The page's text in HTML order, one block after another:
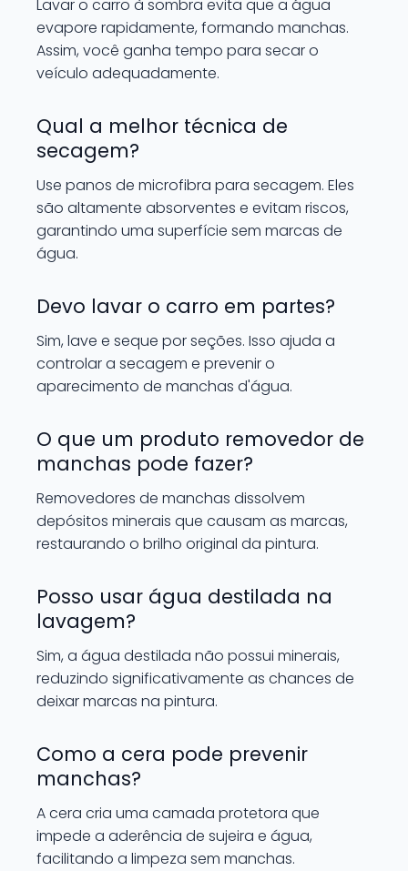
Lavar o carro à sombra evita que a água
evapore rapidamente, formando manchas.
Assim, você ganha tempo para secar o
veículo adequadamente.
Qual a melhor técnica de
secagem?
Use panos de microfibra para secagem. Eles
são altamente absorventes e evitam riscos,
garantindo uma superfície sem marcas de
água.
Devo lavar o carro em partes?
Sim, lave e seque por seções. Isso ajuda a
controlar a secagem e prevenir o
aparecimento de manchas d'água.
O que um produto removedor de
manchas pode fazer?
Removedores de manchas dissolvem
depósitos minerais que causam as marcas,
restaurando o brilho original da pintura.
Posso usar água destilada na
lavagem?
Sim, a água destilada não possui minerais,
reduzindo significativamente as chances de
deixar marcas na pintura.
Como a cera pode prevenir
manchas?
A cera cria uma camada protetora que
impede a aderência de sujeira e água,
facilitando a limpeza sem manchas.